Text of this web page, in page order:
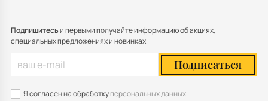
Подпишитесьи первыми получайте информацию об акциях,
специальных предложениях и новинках
Подписаться
Я согласен на обработкуперсональных данных